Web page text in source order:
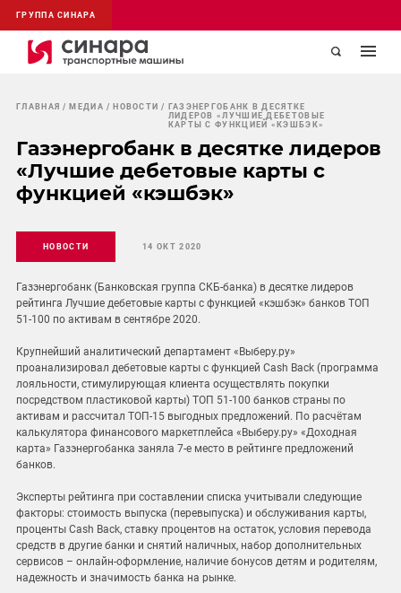
ГРУППА СИНАРА
ГЛАВНАЯ МЕДИА НОВОСТИ
ГАЗЭНЕРГОБАНК В ДЕСЯТКЕ
ЛИДЕРОВ «ЛУЧШИЕ ДЕБЕТОВЫЕ
КАРТЫ С ФУНКЦИЕЙ «КЭШБЭК»
Газэнергобанк в десятке лидеров
«Лучшие дебетовые карты с
функцией «кэшбэк»
НОВОСТИ 14 ОКТ 2020
Газэнергобанк (Банковская группа СКБ-банка) в десятке лидеров
рейтинга Лучшие дебетовые карты с функцией «кэшбэк» банков ТОП
51-100 по активам в сентябре 2020.
Крупнейший аналитический департамент «Выберу.ру»
проанализировал дебетовые карты с функцией Cash Back (программа
лояльности, стимулирующая клиента осуществлять покупки
посредством пластиковой карты) ТОП 51-100 банков страны по
активам и рассчитал ТОП-15 выгодных предложений. По расчётам
калькулятора финансового маркетплейса «Выберу.ру» «Доходная
карта» Газэнергобанка заняла 7-е место в рейтинге предложений
банков.
Эксперты рейтинга при составлении списка учитывали следующие
факторы: стоимость выпуска (перевыпуска) и обслуживания карты,
проценты Cash Back, ставку процентов на остаток, условия перевода
средств в другие банки и снятий наличных, набор дополнительных
сервисов – онлайн-оформление, наличие бонусов детям и родителям,
надежность и значимость банка на рынке.